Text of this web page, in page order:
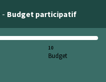
- Budget participatif
10
Budget